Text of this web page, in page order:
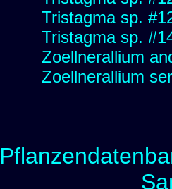
Tristagma sp.
Tristagma sp.
Zoellnerallium
Zoellnerallium